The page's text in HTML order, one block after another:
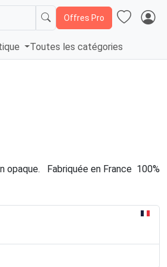
Offres Pro
Toutes les catégories
Fabriquée en France 100%